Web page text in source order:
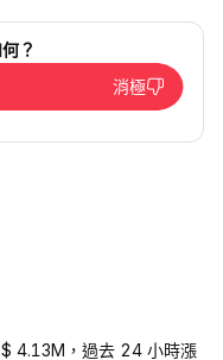
？
消極
4.13M，過去 24 小時漲